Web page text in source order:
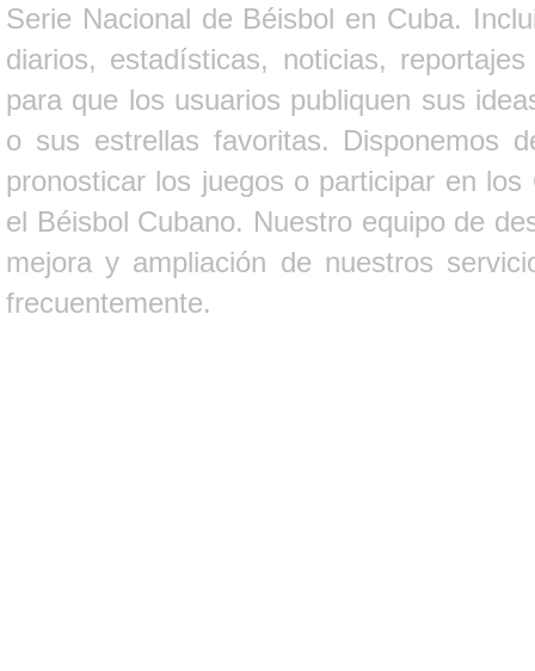
Serie Nacional de Béisbol en Cuba.
diarios, estadísticas, noticias,
para que los usuarios publiquen sus
o sus estrellas favoritas. Disponemos
pronosticar los juegos o participar en
el Béisbol Cubano. Nuestro equipo de
mejora y ampliación de nuestros
frecuentemente.